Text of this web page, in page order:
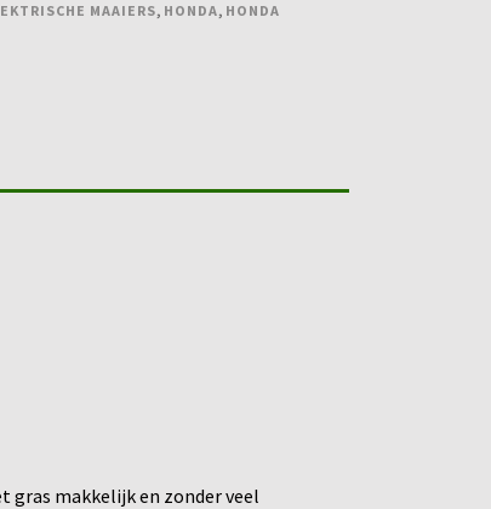
MAAIERS, HONDA, HONDA
gras makkelijk en zonder veel